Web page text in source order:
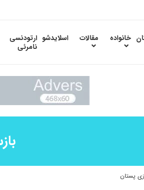
خانواده مقالات اسلایدشو ارتودنسی
نامرئی
پستان